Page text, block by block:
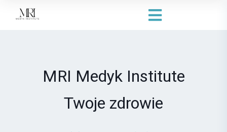
MRI Medyk Institute
Twoje zdrowie